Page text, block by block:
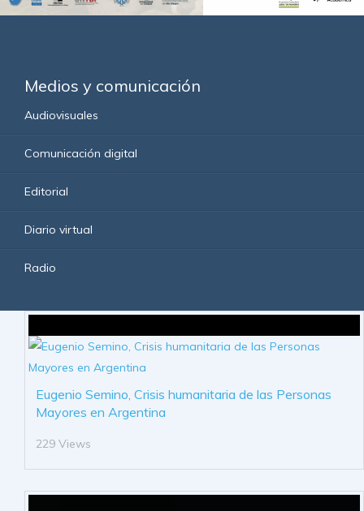
Medios y comunicación
Audiovisuales
Comunicación digital
Editorial
Diario virtual
Radio
Eugenio Semino, Crisis humanitaria de las Personas
Mayores en Argentina
229 Views